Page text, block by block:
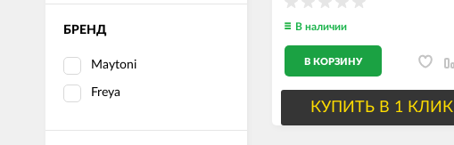
БРЕНД
Maytoni
Freya
В наличии
В КОРЗИНУ
КУПИТЬ В 1 КЛИК